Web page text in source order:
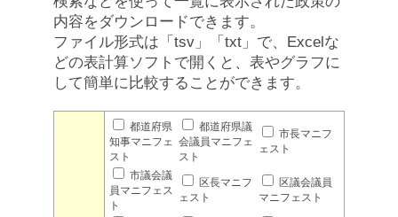
内容をダウンロードできます。
ファイル形式は「tsv」「txt」で、Excelな
どの表計算ソフトで開くと、表やグラフに
して簡単に比較することができます。
都道府県
知事マニフェ
スト
都道府県議
会議員マニフェ
スト
市長マニフ
ェスト
市議会議
員マニフェス
ト
区長マニフ
ェスト
区議会議員
マニフェスト